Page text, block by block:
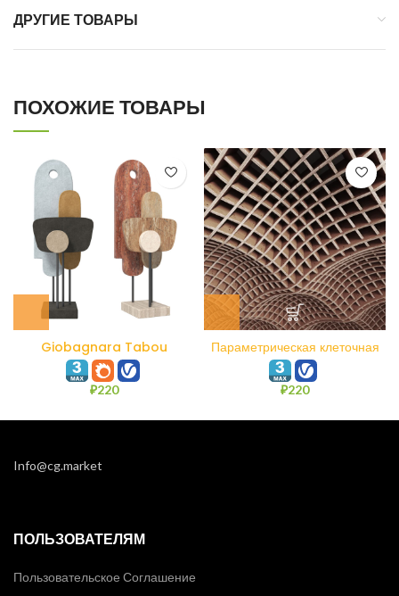
ДРУГИЕ ТОВАРЫ
ПОХОЖИЕ ТОВАРЫ
Giobagnara Tabou
Sculpture #1
₽220
Параметрическая клеточная
ячейка Twp
₽220
Info@cg.market
ПОЛЬЗОВАТЕЛЯМ
Пользовательское Соглашение